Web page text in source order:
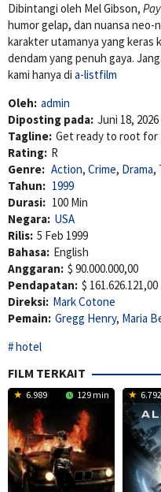
Dibintangi oleh Mel Gibson,
humor gelap, dan nuansa neo-
karakter utamanya yang keras
dendam yang penuh gaya.
kami hanya di a-listfilm
Oleh: admin
Diposting pada: Juni 18, 2026
Tagline: Get ready to root for
Rating: R
Genre: Action, Crime, Drama,
Tahun: 1999
Durasi: 100 Min
Negara: USA
Rilis: 5 Feb 1999
Bahasa: English
Anggaran: $ 90.000.000,00
Pendapatan: $ 161.626.121,00
Direksi: Mark Cotone
Pemain: Gregg Henry, Maria
hotel
FILM TERKAIT
6.989 129 min 6.792